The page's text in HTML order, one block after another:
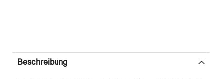
Beschreibung